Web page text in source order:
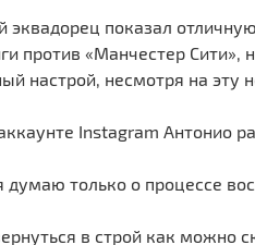
эквадорец показал
против «Манчестер Сити»,
настрой, несмотря на эту
Instagram Антонио
думаю только о процессе
в строй как можно